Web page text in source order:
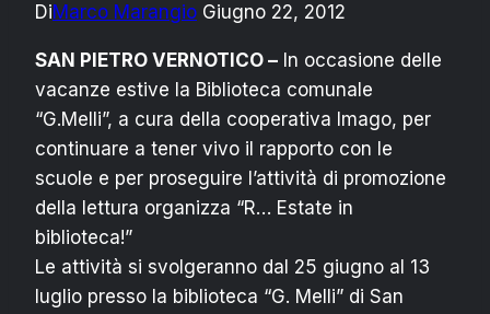
DiMarco Marangio Giugno 22, 2012
SAN PIETRO VERNOTICO – In occasione delle
vacanze estive la Biblioteca comunale
“G.Melli”, a cura della cooperativa Imago, per
continuare a tener vivo il rapporto con le
scuole e per proseguire l’attività di promozione
della lettura organizza “R… Estate in
biblioteca!”
Le attività si svolgeranno dal 25 giugno al 13
luglio presso la biblioteca “G. Melli” di San